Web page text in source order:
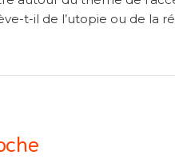
t-il de l’utopie ou de la